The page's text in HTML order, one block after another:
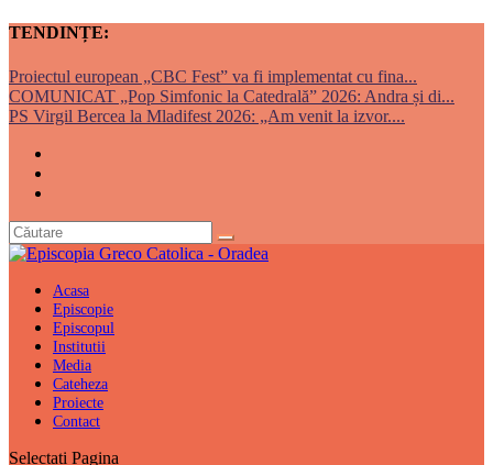
TENDINȚE:
Proiectul european „CBC Fest” va fi implementat cu fina...
COMUNICAT „Pop Simfonic la Catedrală” 2026: Andra și di...
PS Virgil Bercea la Mladifest 2026: „Am venit la izvor....
Acasa
Episcopie
Episcopul
Institutii
Media
Cateheza
Proiecte
Contact
Selectați Pagina